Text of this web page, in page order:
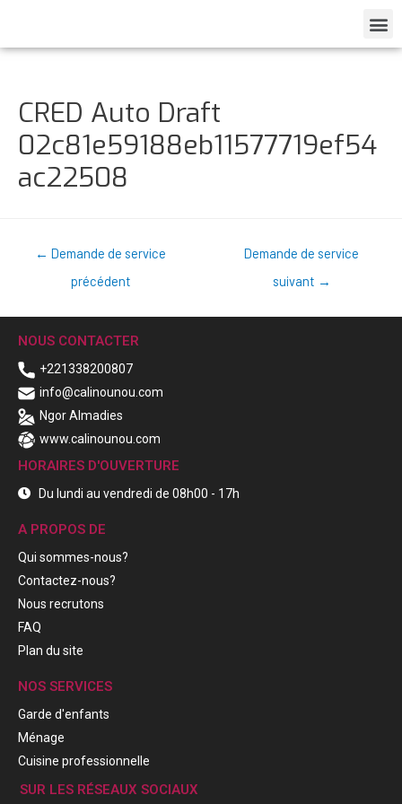
CRED Auto Draft
02c81e59188eb11577719ef54
ac22508
← Demande de service
précédent
Demande de service
suivant →
NOUS CONTACTER
+221338200807
info@calinounou.com
Ngor Almadies
www.calinounou.com
HORAIRES D'OUVERTURE
Du lundi au vendredi de 08h00 - 17h
A PROPOS DE
Qui sommes-nous?
Contactez-nous?
Nous recrutons
FAQ
Plan du site
NOS SERVICES
Garde d'enfants
Ménage
Cuisine professionnelle
SUR LES RÉSEAUX SOCIAUX